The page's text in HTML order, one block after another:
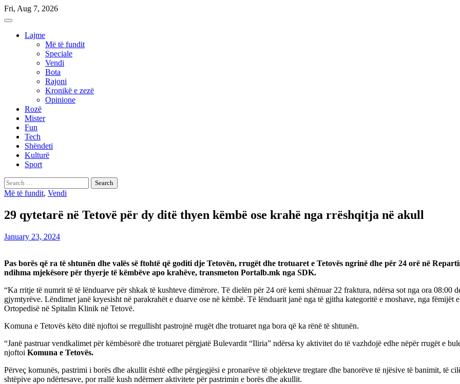
Skip
to
Fri, Aug 7, 2026
Lajme
Më të fundit
Speciale
Vendi
Bota
Rajoni
Kronikë e zezë
Opinione
Rozë
Mister
Fun
Tech
Shëndeti
Kulturë
Sport
Search
for:
Më të fundit, Vendi
29 qytetarë në Tetovë për dy ditë thyen këmbë ose krahë nga rrëshqitja në akull
January 23, 2024
Pas borës që ra të shtunën dhe valës së ftohtë që goditi dje Tetovën, rrugët dhe trotuaret e Tetovës ngrinë dhe për 24 orë në
ndihma mjekësore për thyerje të këmbëve apo krahëve, transmeton Portalb.mk nga SDK.
“Ka rritje të numrit të të lënduarve për shkak të kushteve dimërore. Të dielën për 24 orë kemi shënuar 22 fraktura, ndërsa sot nga ora 08:00
gjymtyrëve. Lëndimet janë kryesisht në parakrahët e duarve ose në këmbë. Të lënduarit janë nga të gjitha kategoritë e moshave, nga
Ortopedisë në Spitalin Klinik në Tetovë.
Komuna e Tetovës këto ditë njoftoi se rregullisht pastrojnë rrugët dhe trotuaret nga bora që ka rënë të shtunën.
“Janë pastruar vendkalimet për këmbësorë dhe trotuaret përgjatë Bulevardit “Iliria” ndërsa ky aktivitet do të vazhdojë edhe nëpër rrugët e
njoftoi Komuna e Tetovës.
Përveç komunës, pastrimi i borës dhe akullit është edhe përgjegjësi e pronarëve të objekteve tregtare dhe banorëve të njësive të banimit, të
shtëpive apo ndërtesave, por rrallë kush ndërmerr aktivitete për pastrimin e borës dhe akullit.